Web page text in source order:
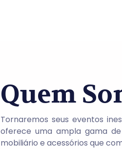
Quem
Tornaremos seus eventos
oferece uma ampla gama
mobiliário e acessórios que